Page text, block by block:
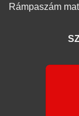
Rámpaszám